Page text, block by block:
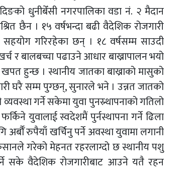
धुनीबेँसी नगरपालिका वडा नं. २ मैदान
छैन । १५ वर्षभन्दा बढी वैदेशिक रोजगारी
सहयोग गरिरहेका छन् । १८ वर्षसम्म साउदी
र बालबच्चा पढाउने आधार बाख्रापालन भयो
हुन्छ । स्थानीय जातका बाख्राको मासुको
घरै सम्म पुग्छन्, सुनारले भने । उन्नत जातको
गर्ने सकेमा युवा पुनस्र्थापनाको गतिलो
युवालाई स्वदेशमैं पुर्नस्थापना गर्ने ढिला
रुपैयाँ खर्चिनु पर्ने अवस्था युवामा लगानी
गरेको मेहनत रहरलाग्दो छ स्थानीय पशु
सके वैदेशिक रोजगारीबाट आउने यतै रहन